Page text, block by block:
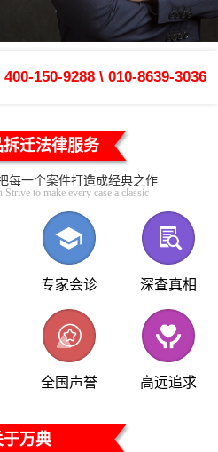
400-150-9288 \ 010-8639-3036
迁法律服务
每一个案件打造成经典之作
to make every case a classic
专家会诊 深查真相
全国声誉 高远追求
于万典